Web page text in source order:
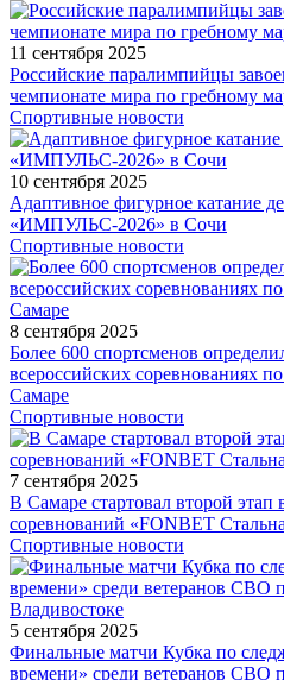
11 сентября 2025
Российские паралимпийцы
чемпионате мира по гребному
Спортивные новости
10 сентября 2025
Адаптивное фигурное катание
«ИМПУЛЬС-2026» в Сочи
Спортивные новости
8 сентября 2025
Более 600 спортсменов
всероссийских соревнованиях
Самаре
Спортивные новости
7 сентября 2025
В Самаре стартовал второй
соревнований «FONBET
Спортивные новости
5 сентября 2025
Финальные матчи Кубка по
времени» среди ветеранов СВО